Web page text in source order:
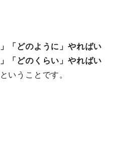
」「どのように」やればい
」「どのくらい」やればい
いうことです。